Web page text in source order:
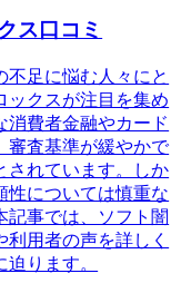
ス口コミ
不足に悩む人々にと
ックスが注目を集め
消費者金融やカード
審査基準が緩やかで
されています。しか
性については慎重な
記事では、ソフト闇
用者の声を詳しく
ります。